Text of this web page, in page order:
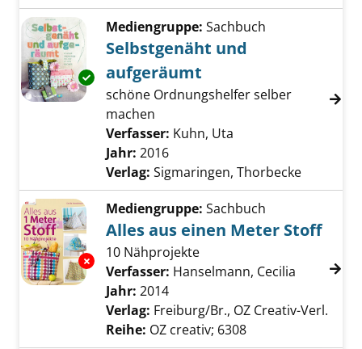
Exemplar-Details von Selbstgenäht und
Mediengruppe: Sachbuch
Selbstgenäht und
aufgeräumt
schöne Ordnungshelfer selber
machen
Verfasser: Kuhn, Uta
Jahr: 2016
Verlag: Sigmaringen, Thorbecke
Exemplar-Details von Alles aus einen Meter
Mediengruppe: Sachbuch
Alles aus einen Meter Stoff
10 Nähprojekte
Verfasser: Hanselmann, Cecilia Suche
Jahr: 2014
Verlag: Freiburg/Br., OZ Creativ-Verl.
Reihe: OZ creativ; 6308